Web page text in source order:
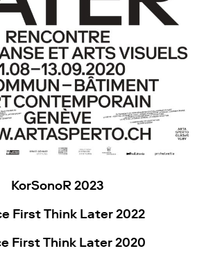
KorSonoR 2023
First Think Later 2022
First Think Later 2020